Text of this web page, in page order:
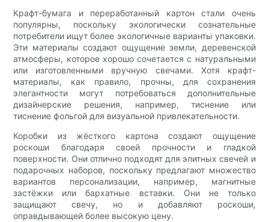
Крафт-бумага и переработанный картон стали очень
популярны, поскольку экологически сознательные
потребители ищут более экологичные варианты упаковки.
Эти материалы создают ощущение земли, деревенской
атмосферы, которое хорошо сочетается с натуральными
или изготовленными вручную свечами. Хотя крафт-
материалы, как правило, прочны, для сохранения
элегантности могут потребоваться дополнительные
дизайнерские решения, например, тиснение или
тиснение фольгой для визуальной привлекательности.
Коробки из жёсткого картона создают ощущение
роскоши благодаря своей прочности и гладкой
поверхности. Они отлично подходят для элитных свечей и
подарочных наборов, поскольку предлагают множество
вариантов персонализации, например, магнитные
застёжки или бархатные вставки. Они не только
защищают свечу, но и добавляют роскоши,
оправдывающей более высокую цену.